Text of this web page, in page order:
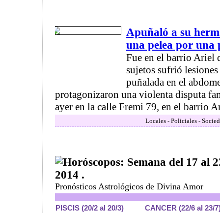
Apuñaló a su
una pelea por una
Fue en el barrio Ariel
sujetos sufrió
puñalada en el
protagonizaron una violenta disputa
ayer en la calle Fremi 79, en el barrio
Locales - Policiales -
Horóscopos: Semana del 17 al
2014 .
Pronósticos Astrológicos de Divina Amor
PISCIS (20/2 al 20/3) CANCER (22/6 al 23/